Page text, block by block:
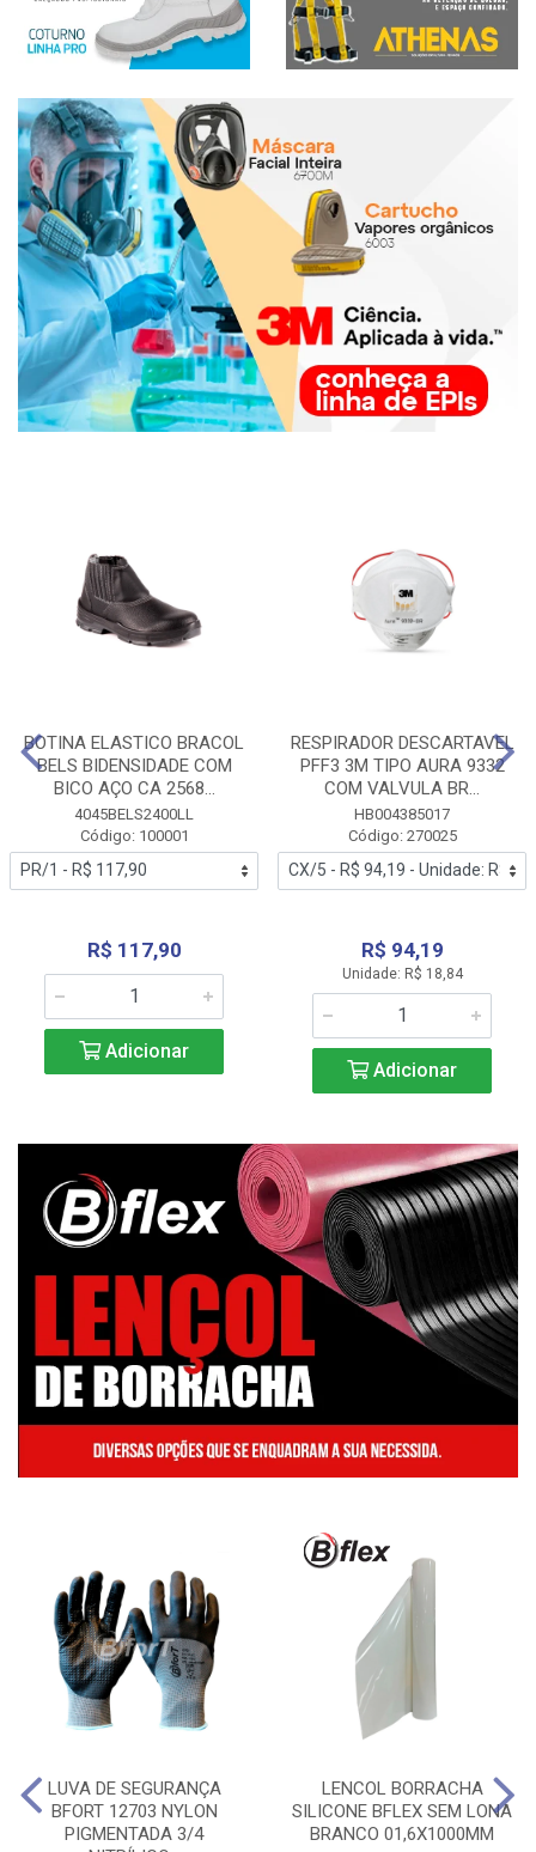
BOTINA ELASTICO BRACOL
BELS BIDENSIDADE COM
BICO AÇO CA 2568...
4045BELS2400LL
Código: 100001
R$ 117,90
Adicionar
RESPIRADOR DESCARTAVEL
PFF3 3M TIPO AURA 9332
COM VALVULA BR...
HB004385017
Código: 270025
R$ 94,19
Unidade: R$ 18,84
Adicionar
LUVA DE SEGURANÇA
BFORT 12703 NYLON
PIGMENTADA 3/4
LENCOL BORRACHA
SILICONE BFLEX SEM LONA
BRANCO 01,6X1000MM